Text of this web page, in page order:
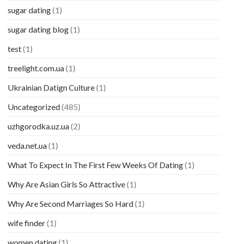
sugar dating(1)
sugar dating blog(1)
test(1)
treelight.com.ua(1)
Ukrainian Datign Culture(1)
Uncategorized(485)
uzhgorodka.uz.ua(2)
veda.net.ua(1)
What To Expect In The First Few Weeks Of Dating(1)
Why Are Asian Girls So Attractive(1)
Why Are Second Marriages So Hard(1)
wife finder(1)
women dating(1)